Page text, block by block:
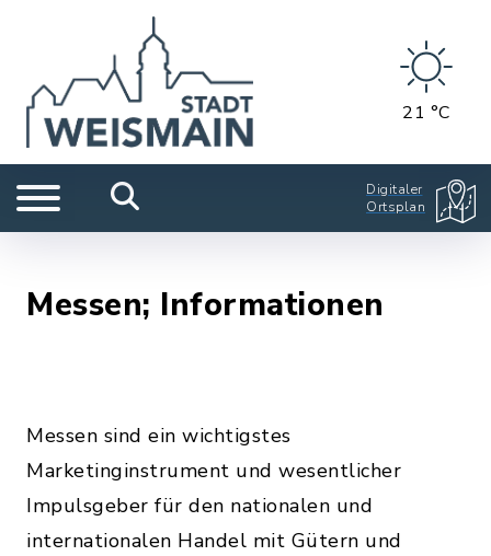
21 °C
Digitaler
Ortsplan
Messen; Informationen
Messen sind ein wichtigstes
Marketinginstrument und wesentlicher
Impulsgeber für den nationalen und
internationalen Handel mit Gütern und